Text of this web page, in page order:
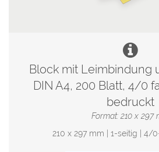
Block mit Leimbindung
DIN A4, 200 Blatt, 4/0
bedruckt
Format: 210 x 297
210 x 297 mm | 1-seitig | 4/